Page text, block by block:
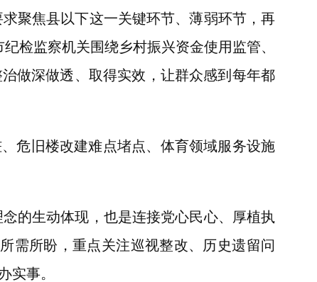
聚焦县以下这一关键环节、薄弱环节，再
检监察机关围绕乡村振兴资金使用监管、
做深做透、取得实效，让群众感到每年都
危旧楼改建难点堵点、体育领域服务设施
的生动体现，也是连接党心民心、厚植执
需所盼，重点关注巡视整改、历史遗留问
实事。